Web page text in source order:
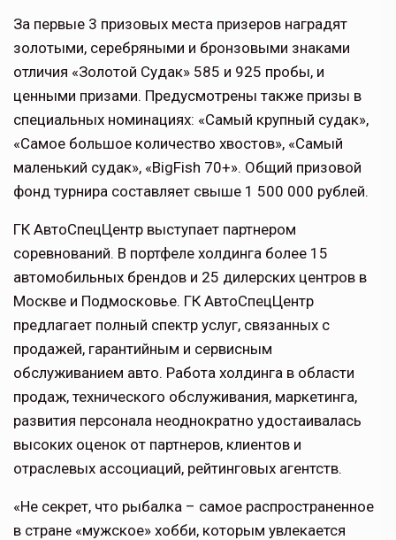
За первые 3 призовых места призеров наградят
золотыми, серебряными и бронзовыми знаками
отличия «Золотой Судак» 585 и 925 пробы, и
ценными призами. Предусмотрены также призы в
специальных номинациях: «Самый крупный судак»,
«Самое большое количество хвостов», «Самый
маленький судак», «BigFish 70+». Общий призовой
фонд турнира составляет свыше 1 500 000 рублей.
ГК АвтоСпецЦентр выступает партнером
соревнований. В портфеле холдинга более 15
автомобильных брендов и 25 дилерских центров в
Москве и Подмосковье. ГК АвтоСпецЦентр
предлагает полный спектр услуг, связанных с
продажей, гарантийным и сервисным
обслуживанием авто. Работа холдинга в области
продаж, технического обслуживания, маркетинга,
развития персонала неоднократно удостаивалась
высоких оценок от партнеров, клиентов и
отраслевых ассоциаций, рейтинговых агентств.
«Не секрет, что рыбалка – самое распространенное
в стране «мужское» хобби, которым увлекается